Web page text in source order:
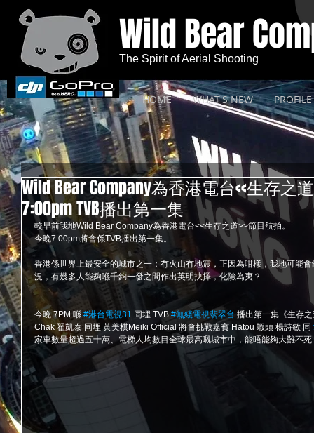
HOME WHAT'S NEW PROFILE
Wild Bear
The Spirit of Aerial Shooting
Wild Bear Company為香港電台<<生存之
7:00pm TVB播出第一集
較早前我地Wild Bear Company為香港電台<<生存之道>>節目航拍。
今晚7:00pm將會係TVB播出第一集。
香港係世界上最安全的城市之一：冇火山冇地震，正因為咁樣，我地可能
況，有幾多人能夠喺千鈞一發之間作出英明抉擇，化險為夷？
今晚 7PM 喺 #港台電視31 同埋 TVB #無綫電視翡翠台 播出第一集《生存
Chak 翟凱泰 同埋 黃美棋Meiki Official 將會挑戰嘉賓 Hatou 蝦頭 楊詩敏 同
家車數量超過五十萬、電梯人均數目全球最高嘅城市中，能唔能夠大難不